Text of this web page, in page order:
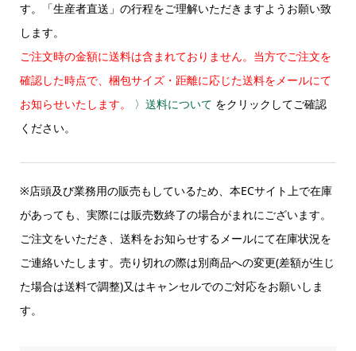
す。「生産者直送」の行程をご理解いただきますようお願い致
します。
ご注文時の金額に送料は含まれておりません。当方でご注文を
確認した時点で、梱包サイズ・距離に応じた送料をメールにて
お知らせいたします。
〉送料について をクリックしてご確認
ください。
※店頭及び業務用の販売もしているため、本ECサイト上で在庫
があっても、実際には販売数終了の場合がまれにございます。
ご注文をいただき、送料をお知らせするメールにて在庫状況を
ご連絡いたします。売り切れの際は別商品への変更(差額が生じ
た場合は送料で調整)又はキャンセルでのご対応をお願いしま
す。